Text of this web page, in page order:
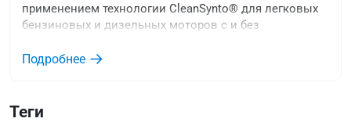
Теги
применением технологии CleanSynto® для легковых
бензиновых и дизельных моторов с и без
Подробнее